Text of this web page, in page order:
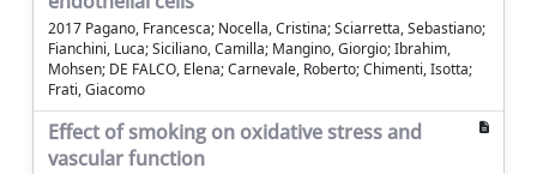
2017 Pagano, Francesca; Nocella, Cristina; Sciarretta, Sebastiano;
Fianchini, Luca; Siciliano, Camilla; Mangino, Giorgio; Ibrahim,
Mohsen; DE FALCO, Elena; Carnevale, Roberto; Chimenti, Isotta;
Frati, Giacomo
Effect of smoking on oxidative stress and
vascular function